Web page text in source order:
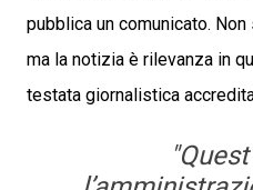
pubblica un comunicato.
ma la notizia è rilevanza in
testata giornalistica